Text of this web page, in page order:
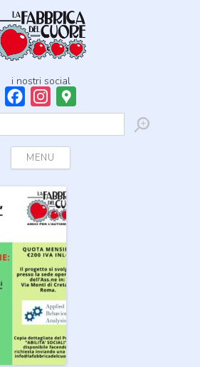
i nostri social
FacebookInstagram
Maps
MENU